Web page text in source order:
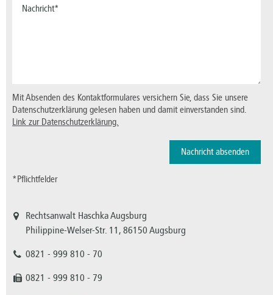
Mit Absenden des Kontaktformulares versichern Sie, dass Sie unsere
Datenschutzerklärung gelesen haben und damit einverstanden sind.
Link zur Datenschutzerklärung.
*Pflichtfelder
Rechtsanwalt Haschka Augsburg
Philippine-Welser-Str. 11, 86150 Augsburg
0821 - 999 810 - 70
0821 - 999 810 - 79